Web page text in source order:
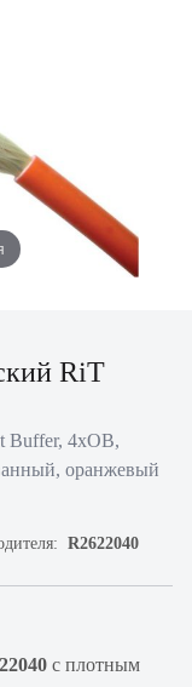
RiT
Buffer, 4хОВ,
оранжевый
R2622040
c плотным